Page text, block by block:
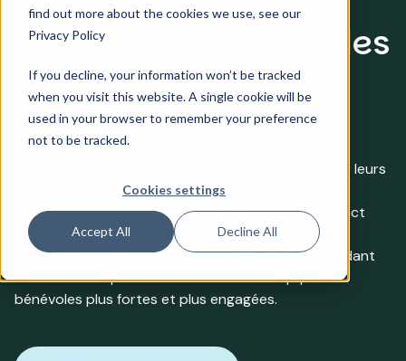
find out more about the cookies we use, see our
Privacy Policy
If you decline, your information won’t be tracked
when you visit this website. A single cookie will be
used in your browser to remember your preference
not to be tracked.
Cookies settings
Accept All Decline All
Logiciel de gestion des
bénévoles pour les
municipalités
Les municipalités comptent sur les bénévoles pour leurs
programmes et leurs événements, mais les gérer
efficacement peut s'avérer difficile. Volunteer Impact
simplifie le recrutement, la communication, la
programmation et la fidélisation des bénévoles, aidant
ainsi les municipalités à constituer des équipes de
bénévoles plus fortes et plus engagées.